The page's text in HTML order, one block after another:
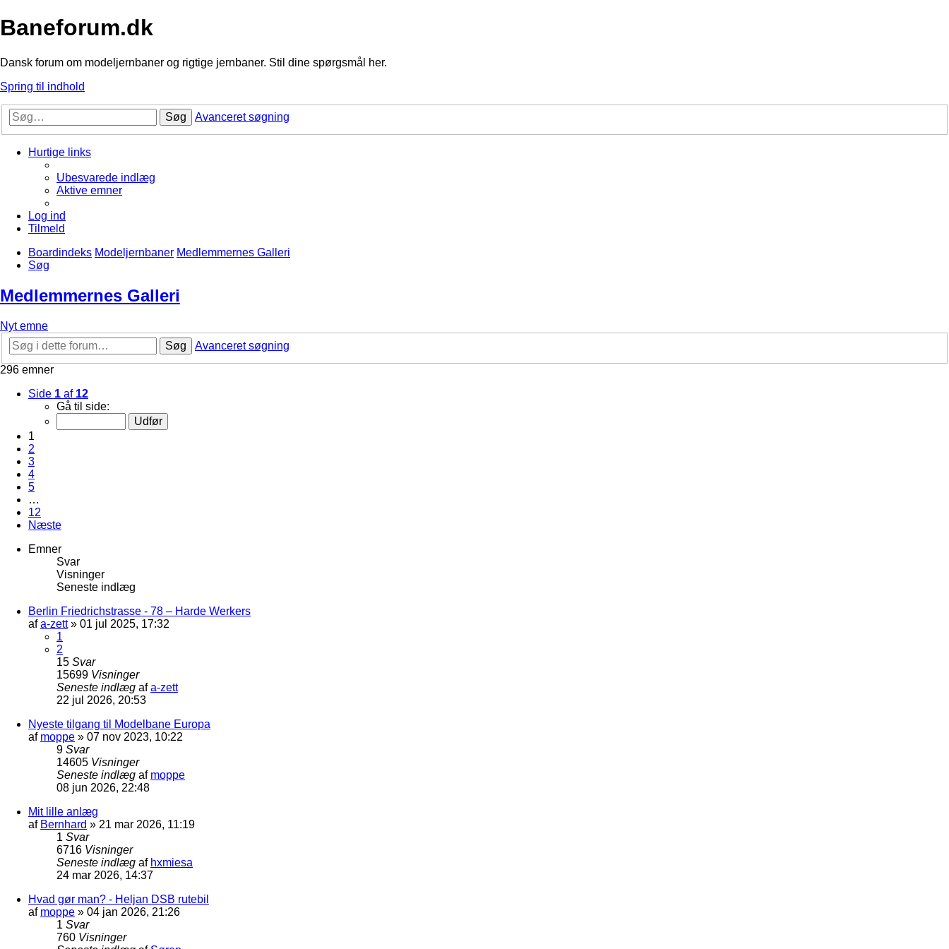
Baneforum.dk
Dansk forum om modeljernbaner og rigtige jernbaner. Stil dine spørgsmål her.
Spring til indhold
Søg Avanceret søgning
Hurtige links
Ubesvarede indlæg
Aktive emner
Log ind
Tilmeld
Boardindeks Modeljernbaner Medlemmernes Galleri
Søg
Medlemmernes Galleri
Nyt emne
Søg
Avanceret søgning
296 emner
Side 1 af 12
Gå til side:
1
2
3
4
5
…
12
Næste
Emner
Svar
Visninger
Seneste indlæg
Berlin Friedrichstrasse - 78 – Harde Werkers
afa-zett» 01 jul 2025, 17:32
1
2
15 Svar
15699 Visninger
Seneste indlæg afa-zett
22 jul 2026, 20:53
Nyeste tilgang til Modelbane Europa
af moppe » 07 nov 2023, 10:22
9 Svar
14605 Visninger
Seneste indlæg af moppe
08 jun 2026, 22:48
Mit lille anlæg
af Bernhard » 21 mar 2026, 11:19
1 Svar
6716 Visninger
Seneste indlæg af hxmiesa
24 mar 2026, 14:37
Hvad gør man? - Heljan DSB rutebil
af moppe » 04 jan 2026, 21:26
1 Svar
760 Visninger